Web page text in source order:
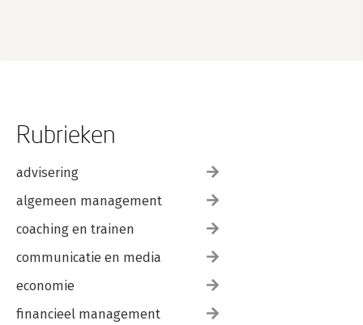
Rubrieken
advisering
algemeen management
coaching en trainen
communicatie en media
economie
financieel management